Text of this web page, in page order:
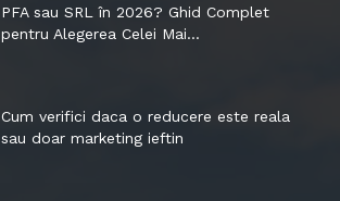
PFA sau SRL în 2026? Ghid Complet
pentru Alegerea Celei Mai...
Cum verifici daca o reducere este reala
sau doar marketing ieftin